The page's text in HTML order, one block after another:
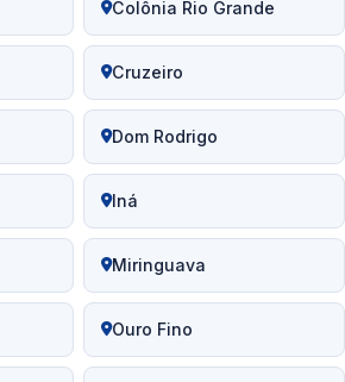
Colônia Rio Grande
Cruzeiro
Dom Rodrigo
Iná
Miringuava
Ouro Fino